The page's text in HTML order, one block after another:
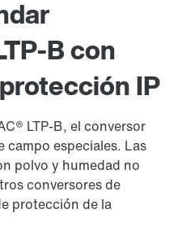
B con
IP
LTP-B, el conversor
campo especiales. Las
polvo y humedad no
conversores de
protección de la